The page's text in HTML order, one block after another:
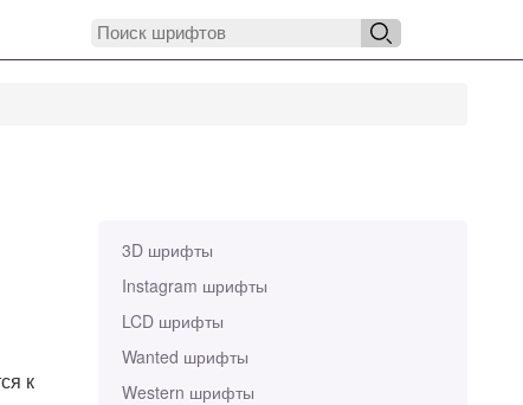
3D шрифты
Instagram шрифты
LCD шрифты
Wanted шрифты
Western шрифты
к